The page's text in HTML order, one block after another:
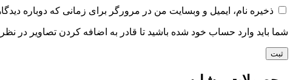
ذخیره نام، ایمیل و وبسایت من در مرورگر برای زمانی که دوباره
شما باید وارد حساب خود شده باشید تا قادر به اضافه کردن تصاویر در